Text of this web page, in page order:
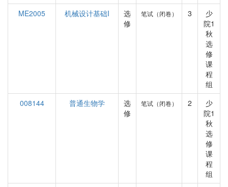
ME2005
机械设计基础I
选
修
笔试（闭卷） 3
少
院1
秋
选
修
课
程
组
008144
普通生物学
选
修
笔试（闭卷） 2
少
院1
秋
选
修
课
程
组